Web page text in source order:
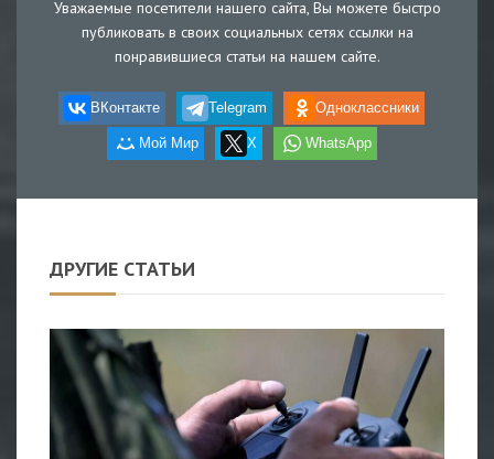
Уважаемые посетители нашего сайта, Вы можете быстро
публиковать в своих социальных сетях ссылки на
понравившиеся статьи на нашем сайте.
ВКонтакте Telegram Одноклассники
Мой Мир X WhatsApp
ДРУГИЕ СТАТЬИ